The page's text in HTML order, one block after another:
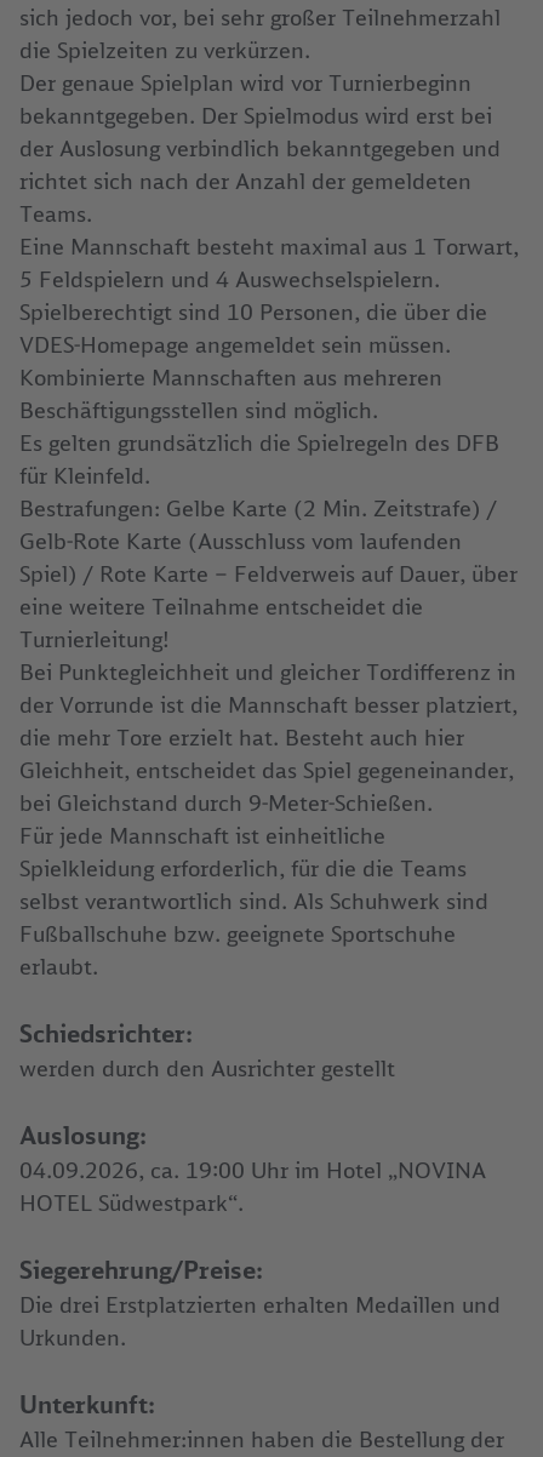
sich jedoch vor, bei sehr großer Teilnehmerzahl
die Spielzeiten zu verkürzen.
Der genaue Spielplan wird vor Turnierbeginn
bekanntgegeben. Der Spielmodus wird erst bei
der Auslosung verbindlich bekanntgegeben und
richtet sich nach der Anzahl der gemeldeten
Teams.
Eine Mannschaft besteht maximal aus 1 Torwart,
5 Feldspielern und 4 Auswechselspielern.
Spielberechtigt sind 10 Personen, die über die
VDES-Homepage angemeldet sein müssen.
Kombinierte Mannschaften aus mehreren
Beschäftigungsstellen sind möglich.
Es gelten grundsätzlich die Spielregeln des DFB
für Kleinfeld.
Bestrafungen: Gelbe Karte (2 Min. Zeitstrafe) /
Gelb-Rote Karte (Ausschluss vom laufenden
Spiel) / Rote Karte – Feldverweis auf Dauer, über
eine weitere Teilnahme entscheidet die
Turnierleitung!
Bei Punktegleichheit und gleicher Tordifferenz in
der Vorrunde ist die Mannschaft besser platziert,
die mehr Tore erzielt hat. Besteht auch hier
Gleichheit, entscheidet das Spiel gegeneinander,
bei Gleichstand durch 9-Meter-Schießen.
Für jede Mannschaft ist einheitliche
Spielkleidung erforderlich, für die die Teams
selbst verantwortlich sind. Als Schuhwerk sind
Fußballschuhe bzw. geeignete Sportschuhe
erlaubt.
Schiedsrichter:
werden durch den Ausrichter gestellt
Auslosung:
04.09.2026, ca. 19:00 Uhr im Hotel „NOVINA
HOTEL Südwestpark“.
Siegerehrung/Preise:
Die drei Erstplatzierten erhalten Medaillen und
Urkunden.
Unterkunft:
Alle Teilnehmer:innen haben die Bestellung der